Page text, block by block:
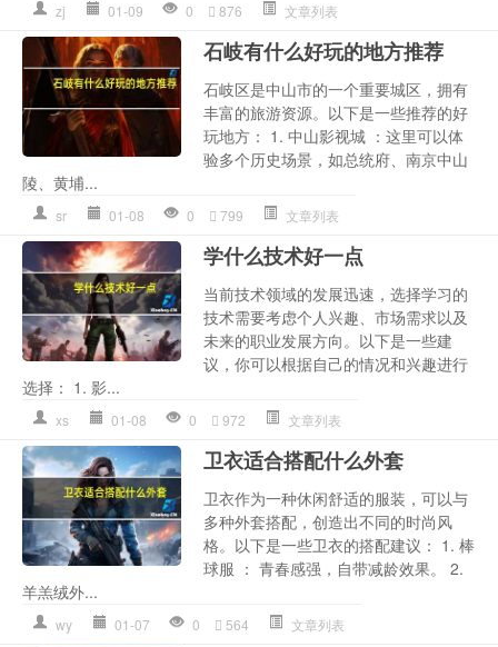
zj 01-09 0 876 文章列表
石岐有什么好玩的地方推荐
石岐区是中山市的一个重要城区，拥有
丰富的旅游资源。以下是一些推荐的好
玩地方： 1. 中山影视城 ：这里可以体
验多个历史场景，如总统府、南京中山
陵、黄埔...
sr 01-08 0 799 文章列表
学什么技术好一点
当前技术领域的发展迅速，选择学习的
技术需要考虑个人兴趣、市场需求以及
未来的职业发展方向。以下是一些建
议，你可以根据自己的情况和兴趣进行
选择： 1. 影...
xs 01-08 0 972 文章列表
卫衣适合搭配什么外套
卫衣作为一种休闲舒适的服装，可以与
多种外套搭配，创造出不同的时尚风
格。以下是一些卫衣的搭配建议： 1. 棒
球服 ： 青春感强，自带减龄效果。 2.
羊羔绒外...
wy 01-07 0 564 文章列表